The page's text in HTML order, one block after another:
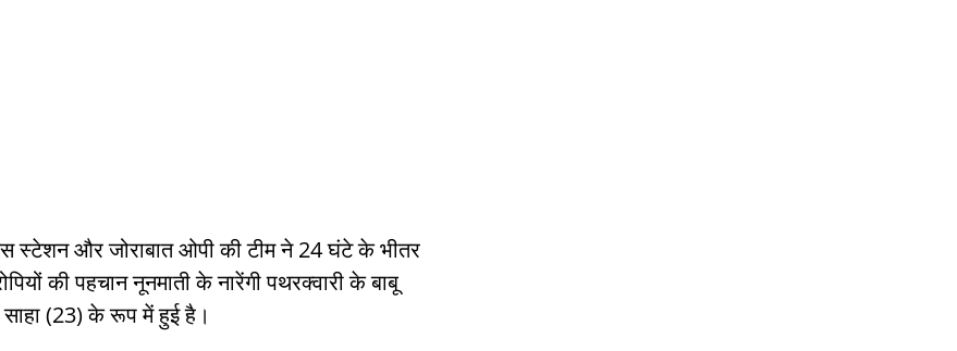
स्टेशन और जोराबात ओपी की टीम ने 24 घंटे के भीतर
की पहचान नूनमाती के नारेंगी पथरक्वारी के बाबू
साहा (23) के रूप में हुई है।